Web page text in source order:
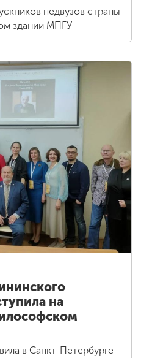
педвузов страны
здании МПГУ
на
в Санкт-Петербурге